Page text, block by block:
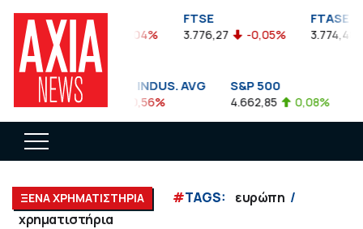
FTSEA
899,47 -0,04%
FTSE
3.776,27 -0,05%
FTASE
3.774,48
DOW JONES INDUS. AVG
35.911,81 -0,56%
S&P 500
4.662,85 0,08%
ΞΕΝΑ ΧΡΗΜΑΤΙΣΤΗΡΙΑ #TAGS:
ευρώπη
χρηματιστήρια